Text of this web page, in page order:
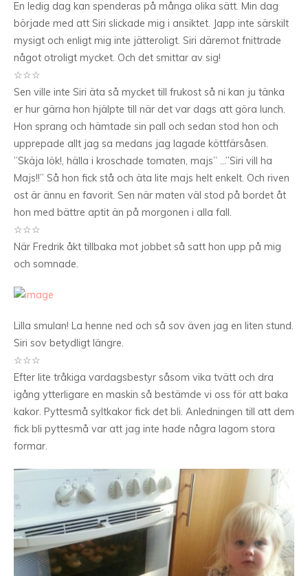
En ledig dag kan spenderas på många olika sätt. Min dag
började med att Siri slickade mig i ansiktet. Japp inte särskilt
mysigt och enligt mig inte jätteroligt. Siri däremot fnittrade
något otroligt mycket. Och det smittar av sig!
☆☆☆
Sen ville inte Siri äta så mycket till frukost så ni kan ju tänka
er hur gärna hon hjälpte till när det var dags att göra lunch.
Hon sprang och hämtade sin pall och sedan stod hon och
upprepade allt jag sa medans jag lagade köttfärsåsen.
”Skäja lök!, hälla i kroschade tomaten, majs” …”Siri vill ha
Majs!!” Så hon fick stå och äta lite majs helt enkelt. Och riven
ost är ännu en favorit. Sen när maten väl stod på bordet åt
hon med bättre aptit än på morgonen i alla fall.
☆☆☆
När Fredrik åkt tillbaka mot jobbet så satt hon upp på mig
och somnade.
Lilla smulan! La henne ned och så sov även jag en liten stund.
Siri sov betydligt längre.
☆☆☆
Efter lite tråkiga vardagsbestyr såsom vika tvätt och dra
igång ytterligare en maskin så bestämde vi oss för att baka
kakor. Pyttesmå syltkakor fick det bli. Anledningen till att dem
fick bli pyttesmå var att jag inte hade några lagom stora
formar.